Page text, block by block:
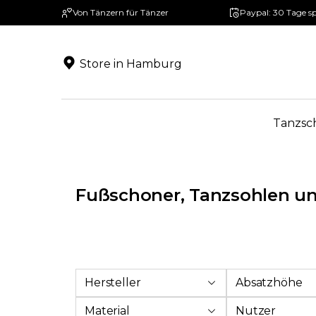
Zur Hauptnavigation springen
Von Tänzern für Tänzer Paypal: 30 Tage
Store in Hamburg
Fußschoner, Tanzsohlen
Hersteller Absatzhöhe
Material Nutzer